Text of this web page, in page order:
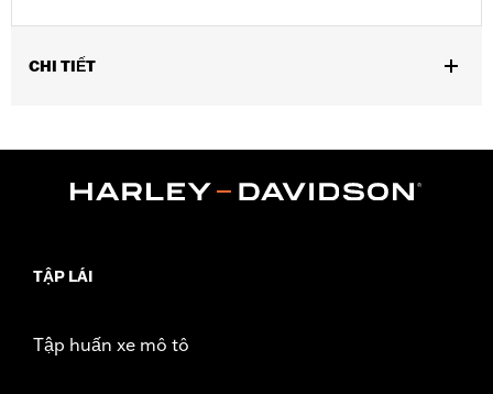
CHI TIẾT
FLTRT and FLTRXL) and '14-later Tri-Glide models equipped
with King or Chopped Tour-Pak luggage. Installation requires
Sold Separately:
TẬP LÁI
Tập huấn xe mô tô